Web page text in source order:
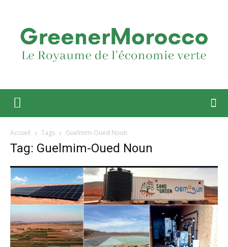
Accueil Tags Guelmim-Oued Noun
Tag: Guelmim-Oued Noun